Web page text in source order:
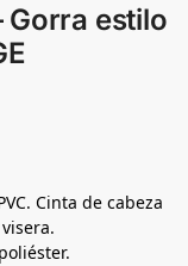
Gorra estilo
Cinta de cabeza